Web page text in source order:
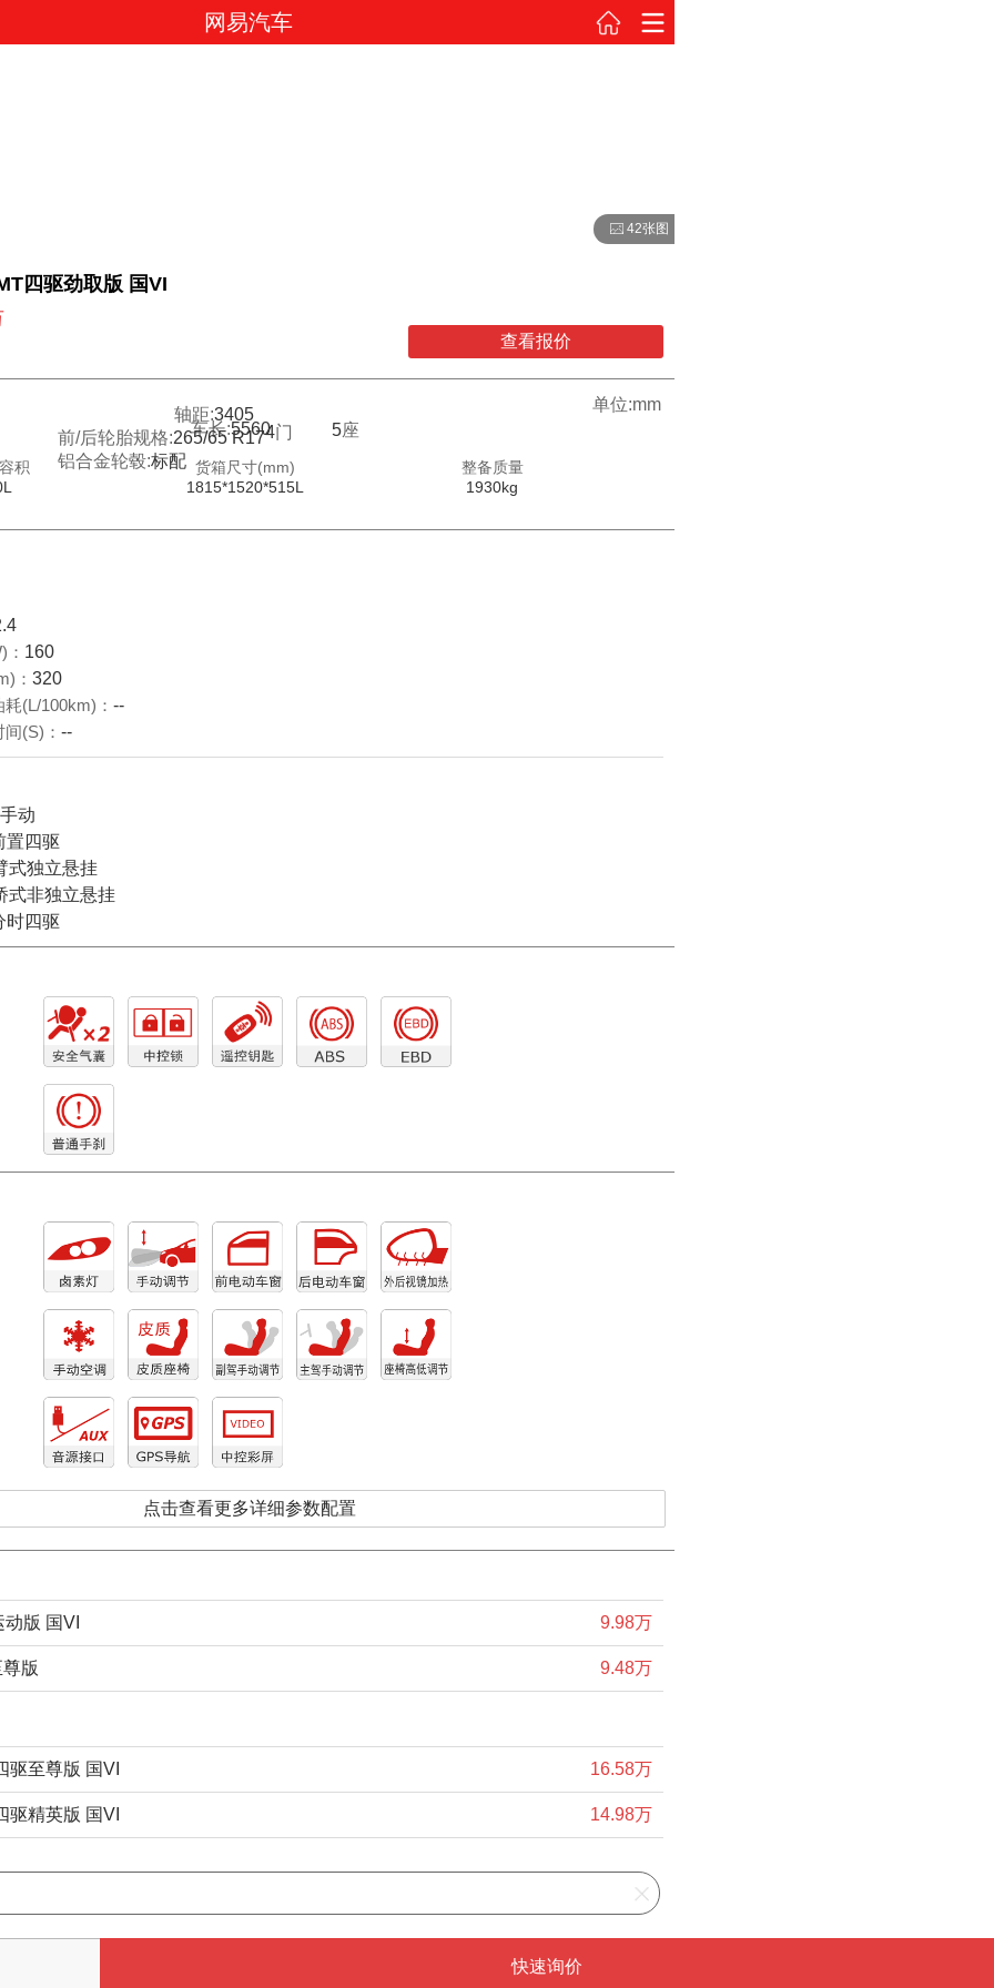
网易汽车
42张图
四驱劲取版 国VI
查看报价
单位:mm
车长:5560 5座
4门
轴距:3405
前/后轮胎规格:265/65 R17
铝合金轮毂:标配
积
货箱尺寸(mm)
1815*1520*515L
整备质量
1930kg
160
： 320
(L/100km)： --
(S)： --
动
置四驱
式独立悬挂
式非独立悬挂
时四驱
点击查看更多详细参数配置
版 国VI 9.98万
版 9.48万
驱至尊版 国VI 16.58万
驱精英版 国VI 14.98万
快速询价